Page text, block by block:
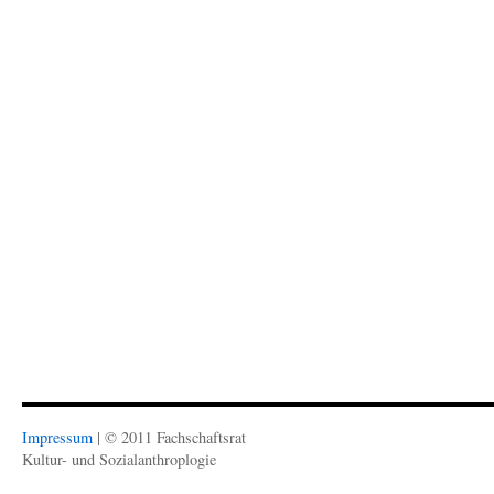
Impressum | © 2011 Fachschaftsrat
Kultur- und Sozialanthroplogie